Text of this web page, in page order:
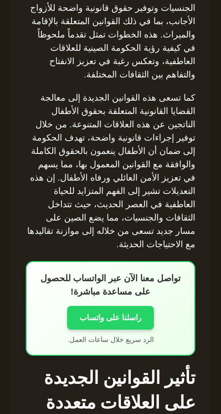
الجنسيات وتوفير حقوق قانونية واضحة للأزواج
الأجانب، بما في ذلك القوانين المتعلقة بالإقامة
والميراث. هذه الخطوات تمثل تقدماً ملحوظاً
في كيفية رؤية الحكومة الصينية للعلاقات
العاطفية، وتعكس رغبة في تعزيز الانفتاح
والتفاهم بين الثقافات المختلفة.
كما تسعى هذه القوانين الجديدة إلى معالجة
القضايا القانونية المتعلقة بحقوق الأطفال
الناتجين عن هذه العلاقات المتنوعة. من خلال
توفير إجراءات قانونية واضحة، تهدف الحكومة
إلى ضمان أن الأطفال ينعمون بالحقوق الكاملة
والوافقة مع القوانين المعمول بها، مما يسهم
في تعزيز الأمن العائلي ورفاه الأطفال. إن هذه
التعديلات تشير إلى الفهم المتزايد للحياة
العاطفية في العصر الحديث، حيث تتداخل
الثقافات والجنسيات، مما يضع الصين على
مسار جديد تسعى من خلاله إلى موازنة تقاليدها
مع الاحتياجات الحديثة.
تواصل معنا الآن عبر الواتساب للحصول
على مساعدة مباشرة!
راسلنا على واتساب
الرد سريع خلال ساعات العمل.
تأثير القوانين الجديدة
على العلاقات متعددة